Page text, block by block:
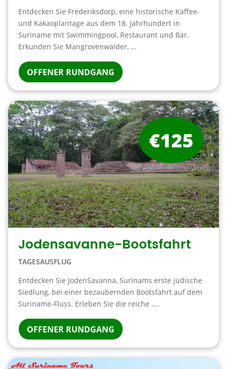
Entdecken Sie Frederiksdorp, eine historische Kaffee-
und Kakaoplantage aus dem 18. Jahrhundert in
Suriname mit Swimmingpool, Restaurant und Bar.
Erkunden Sie Mangrovenwälder, ...
OFFENER RUNDGANG
Jodensavanne-Bootsfahrt
TAGESAUSFLUG
Entdecken Sie JodenSavanna, Surinams erste jüdische
Siedlung, bei einer bezaubernden Bootsfahrt auf dem
Suriname-Fluss. Erleben Sie die reiche ….
OFFENER RUNDGANG
€125